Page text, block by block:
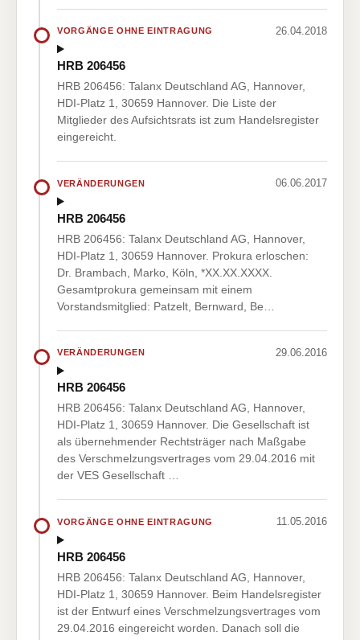
VORGÄNGE OHNE EINTRAGUNG 26.04.2018
HRB 206456
HRB 206456: Talanx Deutschland AG, Hannover,
HDI-Platz 1, 30659 Hannover. Die Liste der
Mitglieder des Aufsichtsrats ist zum Handelsregister
eingereicht.
VERÄNDERUNGEN 06.06.2017
HRB 206456
HRB 206456: Talanx Deutschland AG, Hannover,
HDI-Platz 1, 30659 Hannover. Prokura erloschen:
Dr. Brambach, Marko, Köln, *XX.XX.XXXX.
Gesamtprokura gemeinsam mit einem
Vorstandsmitglied: Patzelt, Bernward, Be…
VERÄNDERUNGEN 29.06.2016
HRB 206456
HRB 206456: Talanx Deutschland AG, Hannover,
HDI-Platz 1, 30659 Hannover. Die Gesellschaft ist
als übernehmender Rechtsträger nach Maßgabe
des Verschmelzungsvertrages vom 29.04.2016 mit
der VES Gesellschaft …
VORGÄNGE OHNE EINTRAGUNG 11.05.2016
HRB 206456
HRB 206456: Talanx Deutschland AG, Hannover,
HDI-Platz 1, 30659 Hannover. Beim Handelsregister
ist der Entwurf eines Verschmelzungsvertrages vom
29.04.2016 eingereicht worden. Danach soll die